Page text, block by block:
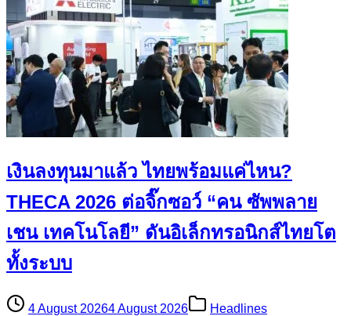
เงินลงทุนมาแล้ว ไทยพร้อมแค่ไหน?
THECA 2026 ต่อจิ๊กซอว์ “คน ซัพพลาย
เชน เทคโนโลยี” ดันอิเล็กทรอนิกส์ไทยโต
ทั้งระบบ
4 August 20264 August 2026 Headlines